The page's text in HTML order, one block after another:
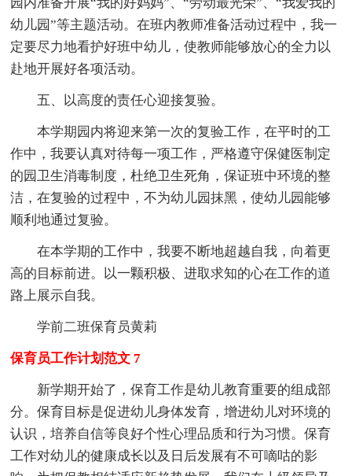
幼儿园”等主题活动。在班内教师准备活动过程中，我一
定要尽力地看护好班中幼儿，使教师能够放心的全力以
赴地开展好各项活动。
五、以高度的责任心迎接复验。
本学期园内将迎来第一次的复验工作，在平时的工
作中，我要认真对待每一项工作，严格遵守保健医制定
的园卫生消毒制度，杜绝卫生死角，保证班中环境的整
洁，在复验的过程中，不为幼儿园抹黑，使幼儿园能够
顺利地通过复验。
在本学期的工作中，我要不断地超越自我，向着更
高的目标前进。以一颗积极、进取求知的心在工作的道
路上展示自我。
学前二班保育员黄莉
保育员工作计划范文 7
新学期开始了，保育工作是幼儿教育重要的组成部
分。保育目标是促进幼儿身体发育，增进幼儿对环境的
认识，培养自信等良好个性心理品质和行为习惯。保育
工作对幼儿的健康成长以及日后发展有不可嘀咕的影